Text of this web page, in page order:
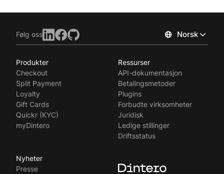
Følg oss Norsk
Produkter
Checkout
Split Payment
Loyalty
Gift Cards
Quickr (KYC)
myDintero
Ressurser
API-dokumentasjon
Betalingsmetoder
Plugins
Forbudte virksomheter
Juridisk
Ledige stillinger
Driftsstatus
Nyheter
Presse